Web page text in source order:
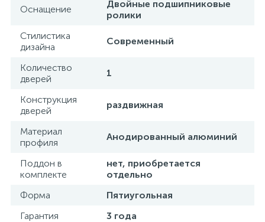
Оснащение
Двойные подшипниковые
ролики
Стилистика
дизайна
Современный
Количество
дверей
1
Конструкция
дверей
раздвижная
Материал
профиля
Анодированный алюминий
Поддон в
комплекте
нет, приобретается
отдельно
Форма
Пятиугольная
Гарантия
3 года
Душевые шланги
Изливы для ванны
Изливы для душа
Ручные души со штуцером
Смесители для биде